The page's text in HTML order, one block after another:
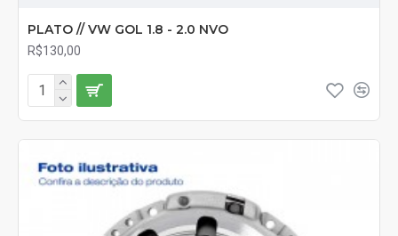
PLATO // VW GOL 1.8 - 2.0 NVO
R$130,00